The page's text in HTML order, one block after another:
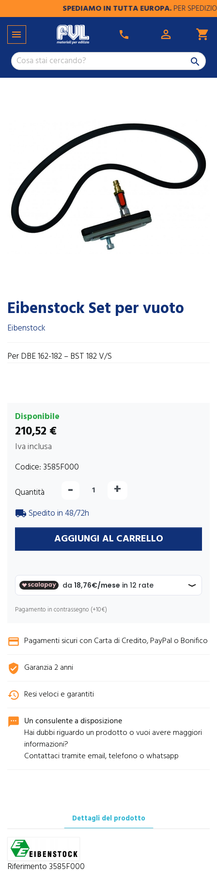
SPEDIAMO IN TUTTA EUROPA.PER


phone  shopping_cart
Eibenstock Set per vuoto
Eibenstock
Per DBE 162-182 – BST 182 V/S
Disponibile
210,52 €
Iva inclusa
Codice: 3585F000
Quantità
- +
local_shipping Spedito in 48/72h
AGGIUNGI AL CARRELLO
Pagamento in contrassegno (+10€)
credit_card Pagamenti sicuri con Carta di Credito, PayPal o Bonifico
verified_user Garanzia 2 anni
history Resi veloci e garantiti
sms Un consulente a disposizione
Hai dubbi riguardo un prodotto o vuoi avere maggiori
informazioni?
Contattaci tramite email, telefono o whatsapp
Dettagli del prodotto
Riferimento 3585F000